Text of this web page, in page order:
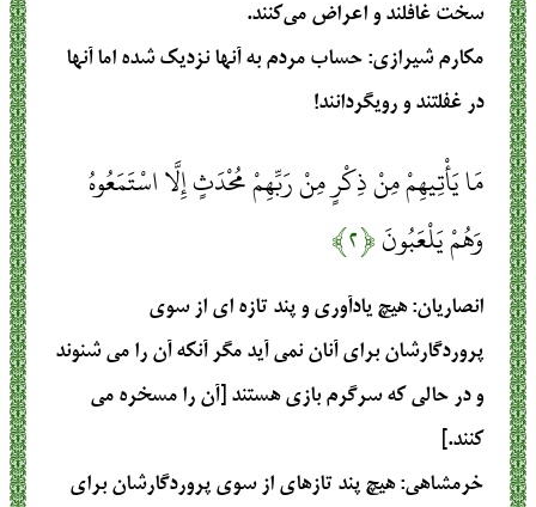
سخت غافلند و اعراض می‌کنند.
مکارم شیرازی: حساب مردم به آنها نزديك شده اما آنها
در غفلتند و رويگردانند!
مَا يَأْتِيهِمْ مِنْ ذِكْرٍ مِنْ رَبِّهِمْ مُحْدَثٍ إِلَّا اسْتَمَعُوهُ
وَهُمْ يَلْعَبُونَ﴿۲﴾
انصاریان: هیچ یادآوری و پند تازه ای از سوی
پروردگارشان برای آنان نمی آید مگر آنکه آن را می شنوند
و در حالی که سرگرم بازی هستند [آن را مسخره می
کنند.]
خرمشاهی: هيچ پند تازه‏اى از سوى پروردگارشان براى